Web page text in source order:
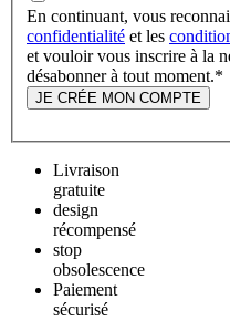
En continuant, vous
confidentialité et les
et vouloir vous inscrire à la
désabonner à tout moment.*
JE CRÉE MON COMPTE
Livraison
gratuite
design
récompensé
stop
obsolescence
Paiement
sécurisé